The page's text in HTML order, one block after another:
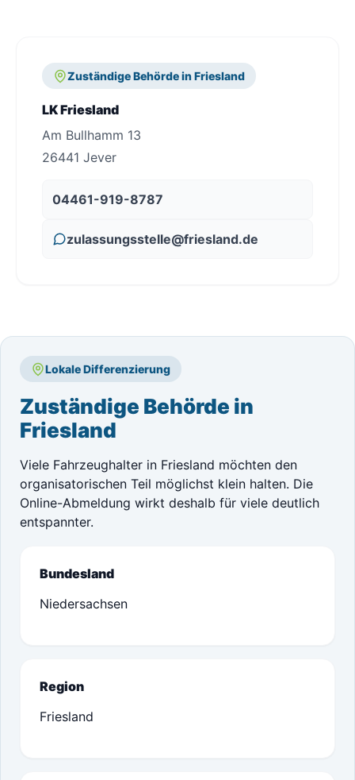
Zuständige Behörde in Friesland
LK Friesland
Am Bullhamm 13
26441 Jever
04461-919-8787
zulassungsstelle@friesland.de
Lokale Differenzierung
Zuständige Behörde in
Friesland
Viele Fahrzeughalter in Friesland möchten den
organisatorischen Teil möglichst klein halten. Die
Online-Abmeldung wirkt deshalb für viele deutlich
entspannter.
Bundesland
Niedersachsen
Region
Friesland